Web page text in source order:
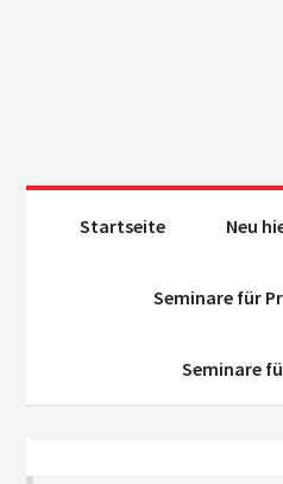
Startseite Neu
Seminare für
Seminare